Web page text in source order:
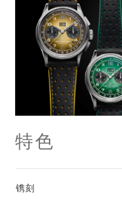
特色
镌刻